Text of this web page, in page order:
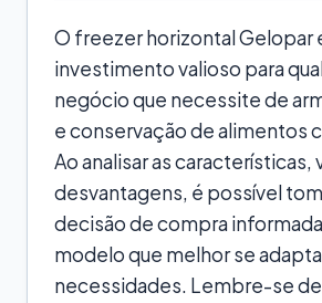
O freezer horizontal Gelopar
investimento valioso para
negócio que necessite de
e conservação de alimentos
Ao analisar as características,
desvantagens, é possível
decisão de compra
modelo que melhor se adapta
necessidades. Lembre-se